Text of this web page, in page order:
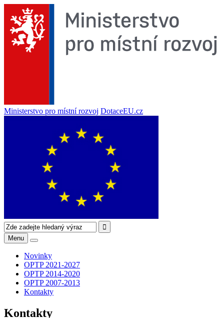
Ministerstvo pro místní rozvoj DotaceEU.cz
Menu
Novinky
OPTP 2021-2027
OPTP 2014-2020
OPTP 2007-2013
Kontakty
Kontakty